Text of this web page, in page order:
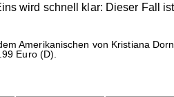
wird schnell klar: Dieser Fall
Amerikanischen von Kristiana
Euro (D).